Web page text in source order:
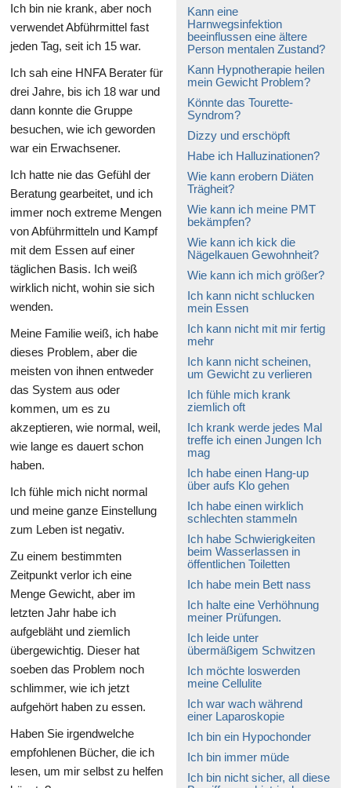
Kann eine
Harnwegsinfektion
beeinflussen eine ältere
Person mentalen Zustand?
Kann Hypnotherapie heilen
mein Gewicht Problem?
Könnte das Tourette-
Syndrom?
Dizzy und erschöpft
Habe ich Halluzinationen?
Wie kann erobern Diäten
Trägheit?
Wie kann ich meine PMT
bekämpfen?
Wie kann ich kick die
Nägelkauen Gewohnheit?
Wie kann ich mich größer?
Ich kann nicht schlucken
mein Essen
Ich kann nicht mit mir fertig
mehr
Ich kann nicht scheinen,
um Gewicht zu verlieren
Ich fühle mich krank
ziemlich oft
Ich krank werde jedes Mal
treffe ich einen Jungen Ich
mag
Ich habe einen Hang-up
über aufs Klo gehen
Ich habe einen wirklich
schlechten stammeln
Ich habe Schwierigkeiten
beim Wasserlassen in
öffentlichen Toiletten
Ich habe mein Bett nass
Ich halte eine Verhöhnung
meiner Prüfungen.
Ich leide unter
übermäßigem Schwitzen
Ich möchte loswerden
meine Cellulite
Ich war wach während
einer Laparoskopie
Ich bin ein Hypochonder
Ich bin immer müde
Ich bin nicht sicher, all diese
Ich bin nie krank, aber noch
verwendet Abführmittel fast
jeden Tag, seit ich 15 war.
Ich sah eine HNFA Berater für
drei Jahre, bis ich 18 war und
dann konnte die Gruppe
besuchen, wie ich geworden
war ein Erwachsener.
Ich hatte nie das Gefühl der
Beratung gearbeitet, und ich
immer noch extreme Mengen
von Abführmitteln und Kampf
mit dem Essen auf einer
täglichen Basis. Ich weiß
wirklich nicht, wohin sie sich
wenden.
Meine Familie weiß, ich habe
dieses Problem, aber die
meisten von ihnen entweder
das System aus oder
kommen, um es zu
akzeptieren, wie normal, weil,
wie lange es dauert schon
haben.
Ich fühle mich nicht normal
und meine ganze Einstellung
zum Leben ist negativ.
Zu einem bestimmten
Zeitpunkt verlor ich eine
Menge Gewicht, aber im
letzten Jahr habe ich
aufgebläht und ziemlich
übergewichtig. Dieser hat
soeben das Problem noch
schlimmer, wie ich jetzt
aufgehört haben zu essen.
Haben Sie irgendwelche
empfohlenen Bücher, die ich
lesen, um mir selbst zu helfen